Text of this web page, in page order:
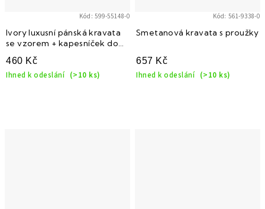
Ivory luxusní pánská kravata
se vzorem + kapesníček do
460 Kč
Ihned k odeslání (>10 ks)
Kód:599-55148-0
Smetanová kravata s proužky
657 Kč
Ihned k odeslání (>10 ks)
Kód: 561-9338-0